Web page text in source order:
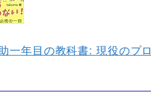
一年目の教科書: 現役のプ